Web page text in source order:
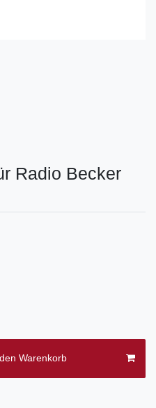
Radio Becker
Warenkorb